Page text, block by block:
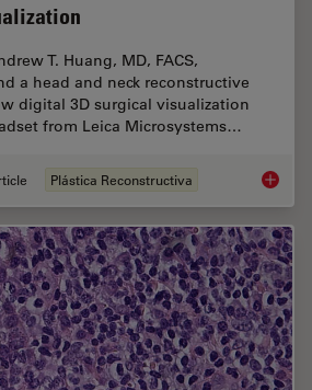
T. Huang, MD, FACS,
a head and neck reconstructive
digital 3D surgical visualization
from Leica Microsystems…
Plástica Reconstructiva A